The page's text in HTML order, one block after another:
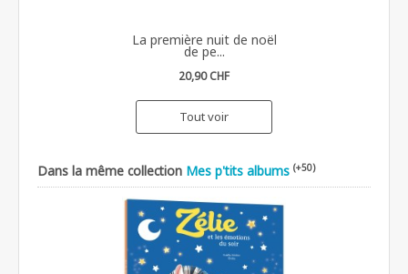
La première nuit de noël
de pe...
20,90 CHF
Tout voir
Dans la même collection Mes p'tits albums (+50)